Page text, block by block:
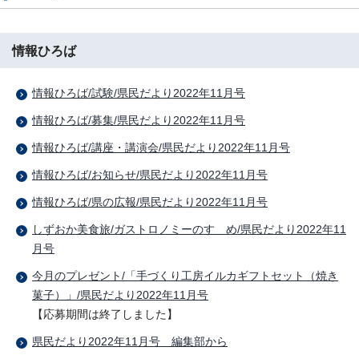
情報ひろば
情報ひろば/試験/県民だより2022年11月号
情報ひろば/募集/県民だより2022年11月号
情報ひろば/講座・講演会/県民だより2022年11月号
情報ひろば/お知らせ/県民だより2022年11月号
情報ひろば/県の広報/県民だより2022年11月号
しずおか美食旅/ガストロノミーのすゝめ/県民だより2022年11
月号
今月のプレゼント/「手づくり工房イルカギフトセット（焼き
菓子）」/県民だより2022年11月号
【応募期間は終了しました】
県民だより2022年11月号 編集部から